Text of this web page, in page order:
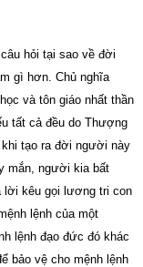
hỏi tại sao về đời
gì hơn. Chủ nghĩa
và tôn giáo nhất thần
tất cả đều do Thượng
tạo ra đời người này
mắn, người kia bất
kêu gọi lương tri con
lệnh của một
lệnh đạo đức đó khác
bảo vệ cho mệnh lệnh